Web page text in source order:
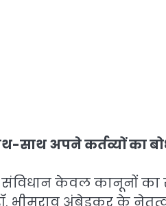
साथ अपने कर्तव्यों का
केवल कानूनों
भीमराव अंबेडकर के